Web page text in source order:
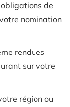
de
nomination
rendues
sur votre
région ou